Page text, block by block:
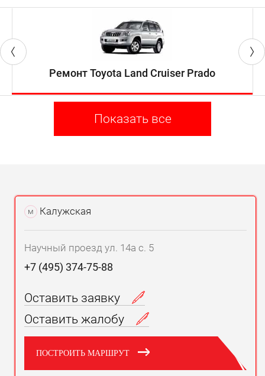
Ремонт Toyota Land Cruiser Prado
Показать все
м Калужская
Научный проезд ул. 14а с. 5
+7 (495) 374-75-88
Оставить заявку
Оставить жалобу
ПОСТРОИТЬ МАРШРУТ